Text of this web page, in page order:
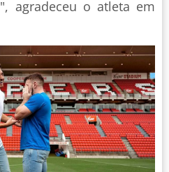
agradeceu o atleta em